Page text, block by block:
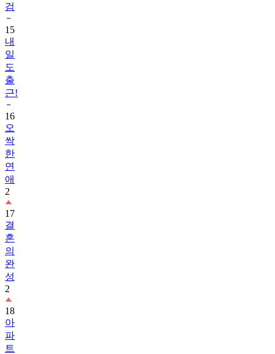
검
15
내
일
도
출
근!
16
오
싹
한
연
애
2
17
결
혼
의
완
성
2
18
아
파
트